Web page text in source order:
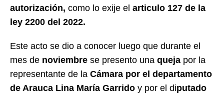
autorización, como lo exije el articulo 127 de la
ley 2200 del 2022.
Este acto se dio a conocer luego que durante el
mes de noviembre se presento una queja por la
representante de la Cámara por el departamento
de Arauca Lina María Garrido y por el diputado